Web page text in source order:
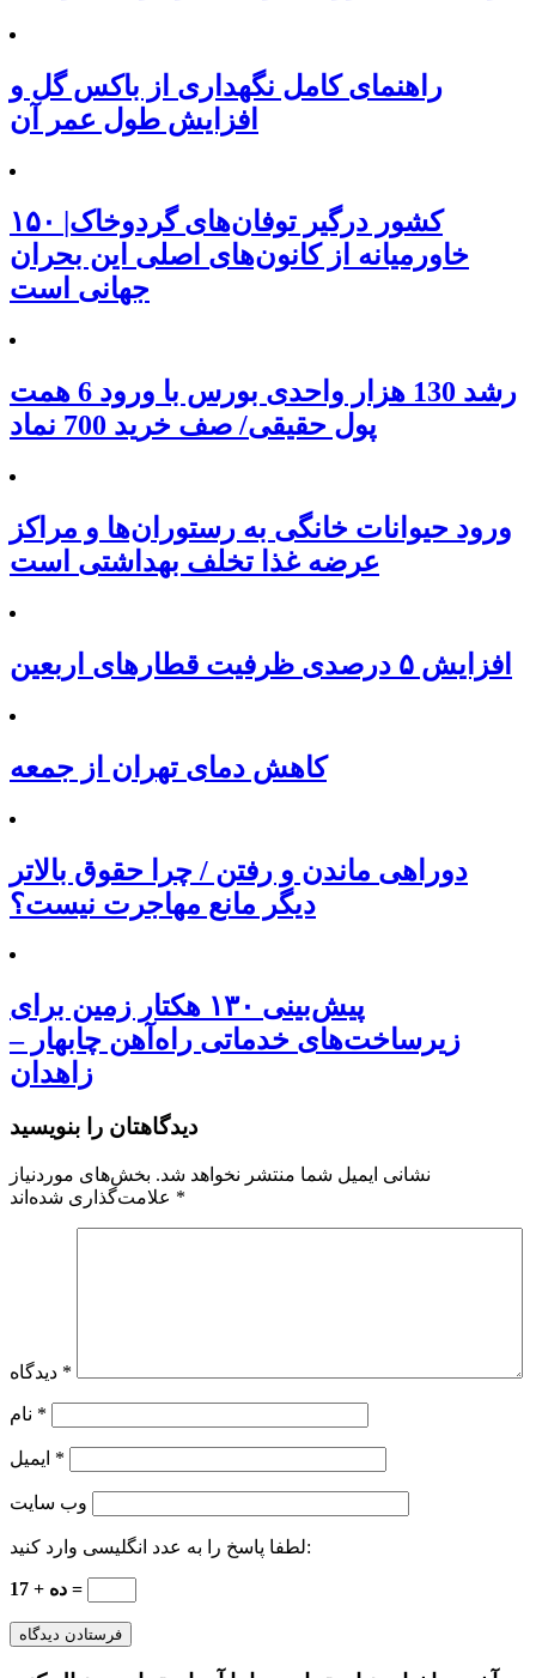
راهنمای کامل نگهداری از باکس گل و
افزایش طول عمر آن
۱۵۰ کشور درگیر توفان‌های گردوخاک|
خاورمیانه از کانون‌های اصلی این بحران
جهانی است
رشد 130 هزار واحدی بورس با ورود 6 همت
پول حقیقی/ صف خرید 700 نماد
ورود حیوانات خانگی به رستوران‌ها و مراکز
عرضه غذا تخلف بهداشتی است
افزایش ۵ درصدی ظرفیت قطارهای اربعین
کاهش دمای تهران از جمعه
دوراهی ماندن و رفتن / چرا حقوق بالاتر
دیگر مانع مهاجرت نیست؟
پیش‌بینی ۱۳۰ هکتار زمین برای
زیرساخت‌های خدماتی راه‌آهن چابهار –
زاهدان
دیدگاهتان را بنویسید
نشانی ایمیل شما منتشر نخواهد شد. بخش‌های موردنیاز
*
*
*
*
وب‌ سایت
لطفا پاسخ را به عدد انگلیسی وارد کنید:
17 + ده =